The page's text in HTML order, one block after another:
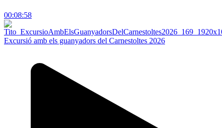
00:08:58
Excursió amb els guanyadors del Carnestoltes 2026